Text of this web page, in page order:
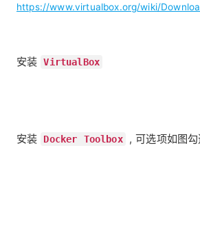
https://www.virtualbox.org/wiki/
安装 VirtualBox
安装 Docker Toolbox , 可选项如图